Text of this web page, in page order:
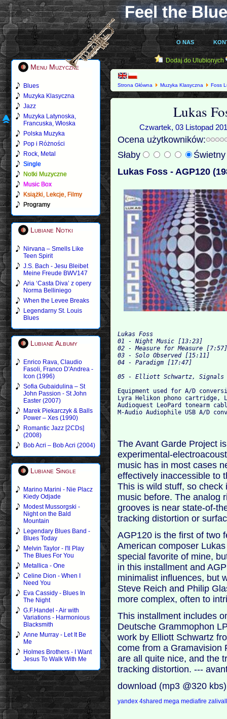
Feel the
O NAS
Menu Muzyczne
Blues
Muzyka Klasyczna
Jazz
Muzyka Latynoska,
Francuska, Włoska
Polska Muzyka
Pop i Różności
Rock, Metal
Single
Notki Muzyczne
Music Box
Książki, Lekcje, Filmy
Programy
Lubiane Notki
Nirvana – Smells Like
Teen Spirit
J.S. Bach - Jesu Bleibet
Meine Freude BWV147
Aria ‘Casta Diva’ z opery
Norma Belliniego
When the Levee Breaks
Legendarny St. Louis
Blues
Lubiane Albumy
Enrico Rava, Claudio
Fasoli, Franco D'Andrea -
Icon (1996)
Sofia Gubaidulina – St
John Passion - St John
Easter (2007)
Marek Piekarczyk & Balls
Power – Xes (1990)
Romantic Jazz [2CDs]
(2008)
Bob Acri – Bob Acri (2004)
Lubiane Single
Marino Marini - Nie Placz
Kiedy Odjade
Modest Mussorgski -
Night on the Bald
Mountain
Legendary Blues Band -
Blues Today
Melvin Taylor - I'll Play
The Blues For You
Metallica - One
Celine Dion - When I
Need You
Eva Cassidy - Blues In
The Night
G.F.Handel - Air with
Variations - Harmonious
Blacksmith
Anne Murray - Let It Be
Me
Holmes Brothers - I Want
Jesus To Walk With Me
Dodaj do Ulubionych
Strona Główna Muzyka Klasyczna Foss
Lukas
Czwartek, 03 Listopad
Ocena użytkowników:
Słaby
Lukas Foss - AGP120
Lukas Foss
01 - Night Music [13:23]
02 - Measure for Measure
03 - Solo Observed [15:11]
04 - Paradigm [17:47]
Equipment used for A/D
Lyra Helikon phono
Audioquest LeoPard tonearm
The Avant Garde Project
experimental-
music has in most cases
effectively inaccessible to
This is wild stuff, so
music before. The analog
grooves is near state-of-
tracking distortion or
AGP120 is the first of two
American composer
special favorite of mine,
in this installment and
minimalist influences, but
Steve Reich and Philip
more complex, often to
This installment includes
Deutsche Grammophon
work by Elliott Schwartz
come from a Gramavision
are all quite nice, and the
tracking distortion. ---
download (mp3 @320
yandex4sharedmegamediafire